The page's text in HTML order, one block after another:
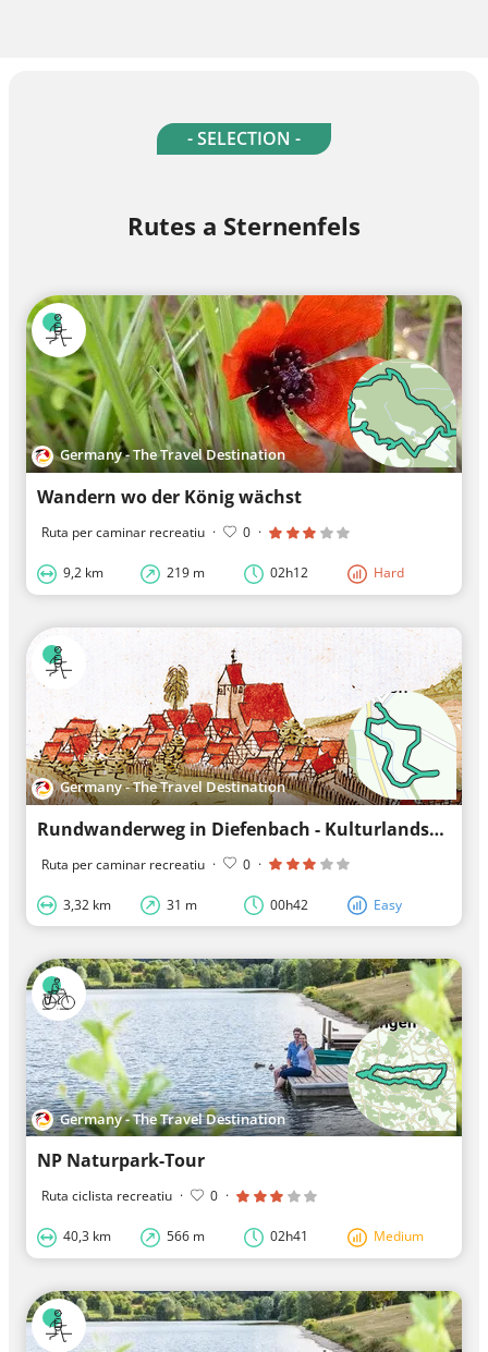
- SELECTION -
Rutes a Sternenfels
Germany - The Travel Destination
Wandern wo der König wächst
Ruta per caminar recreatiu · 0 ·
9,2 km 219 m 02h12 Hard
Germany - The Travel Destination
Rundwanderweg in Diefenbach - Kulturlandschaft im Wandel
Ruta per caminar recreatiu · 0 ·
3,32 km 31 m 00h42 Easy
Germany - The Travel Destination
NP Naturpark-Tour
Ruta ciclista recreatiu · 0 ·
40,3 km 566 m 02h41 Medium